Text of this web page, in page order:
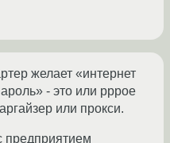
желает «интернет
- это или pppoe
или прокси.
предприятием